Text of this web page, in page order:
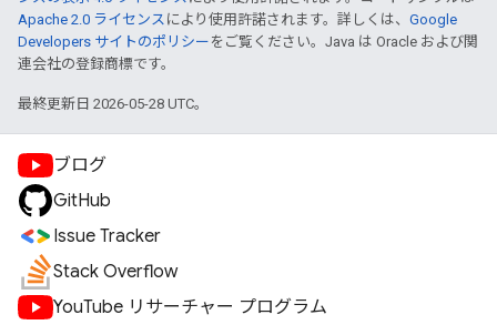
Apache 2.0 ライセンス により使用許諾されます。詳しくは、 Google
Developers サイトのポリシー をご覧ください。Java は Oracle および関
連会社の登録商標です。
最終更新日 2026-05-28 UTC。
ブログ
GitHub
Issue Tracker
Stack Overflow
YouTube リサーチャー プログラム